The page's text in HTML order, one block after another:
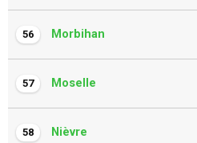
56 Morbihan
57 Moselle
58 Nièvre